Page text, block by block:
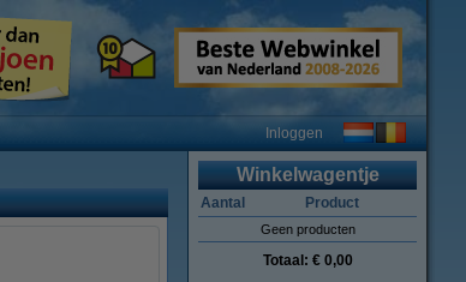
Inloggen
Winkelwagentje
Aantal Product
Geen producten
Totaal: € 0,00